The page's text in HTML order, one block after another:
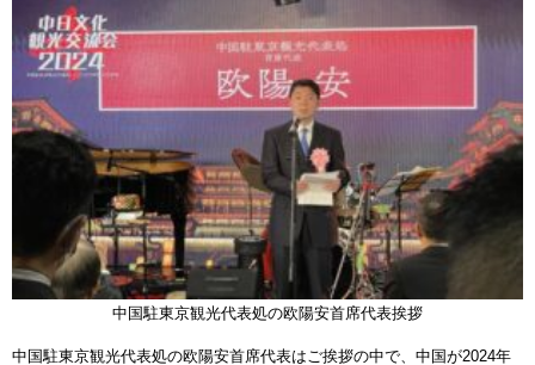
中国駐東京観光代表処の欧陽安首席代表挨拶
中国駐東京観光代表処の欧陽安首席代表はご挨拶の中で、中国が2024年